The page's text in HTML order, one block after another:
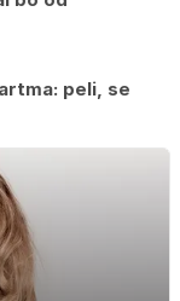
peli, se